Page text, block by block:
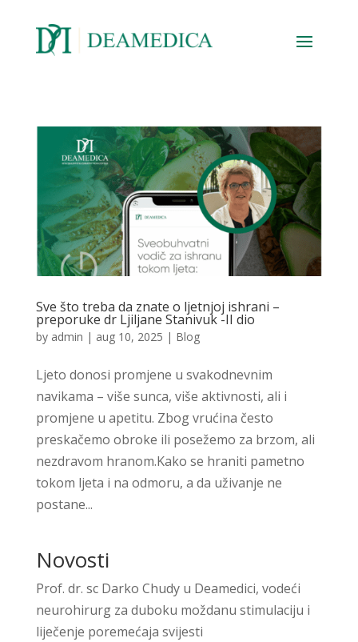
Sve što treba da znate o ljetnjoj ishrani –
preporuke dr Ljiljane Stanivuk -II dio
by admin | aug 10, 2025 | Blog
Ljeto donosi promjene u svakodnevnim
navikama – više sunca, više aktivnosti, ali i
promjene u apetitu. Zbog vrućina često
preskačemo obroke ili posežemo za brzom, ali
nezdravom hranom.Kako se hraniti pametno
tokom ljeta i na odmoru, a da uživanje ne
postane...
Novosti
Prof. dr. sc Darko Chudy u Deamedici, vodeći
neurohirurg za duboku moždanu stimulaciju i
liječenje poremećaja svijesti